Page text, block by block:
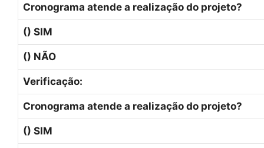
Cronograma atende a realização do projeto?
() SIM
() NÃO
Verificação:
Cronograma atende a realização do projeto?
() SIM